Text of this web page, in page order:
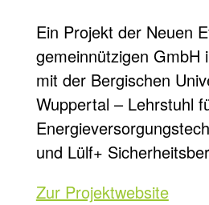
Ein Projekt der Neuen
gemeinnützigen GmbH
mit der Bergischen
Wuppertal – Lehrstuhl
und Lülf+
Zur Projektwebsite